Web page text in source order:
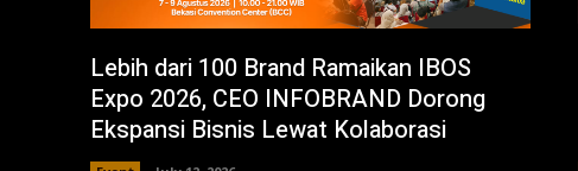
Lebih dari 100 Brand Ramaikan IBOS
Expo 2026, CEO INFOBRAND Dorong
Ekspansi Bisnis Lewat Kolaborasi